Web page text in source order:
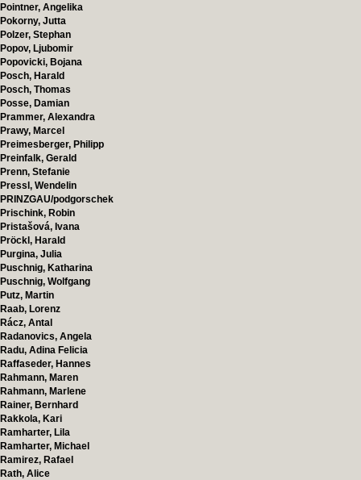
Pointner, Angelika
Pokorny, Jutta
Polzer, Stephan
Popov, Ljubomir
Popovicki, Bojana
Posch, Harald
Posch, Thomas
Posse, Damian
Prammer, Alexandra
Prawy, Marcel
Preimesberger, Philipp
Preinfalk, Gerald
Prenn, Stefanie
Pressl, Wendelin
PRINZGAU/podgorschek
Prischink, Robin
Pristašová, Ivana
Pröckl, Harald
Purgina, Julia
Puschnig, Katharina
Puschnig, Wolfgang
Putz, Martin
Raab, Lorenz
Rácz, Antal
Radanovics, Angela
Radu, Adina Felicia
Raffaseder, Hannes
Rahmann, Maren
Rahmann, Marlene
Rainer, Bernhard
Rakkola, Kari
Ramharter, Lila
Ramharter, Michael
Ramirez, Rafael
Rath, Alice